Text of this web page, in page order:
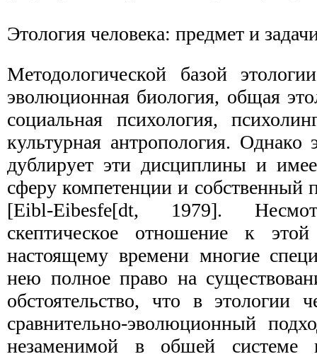
Этология человека: предмет и
Методологической базой
эволюционная биология, общая
социальная психология,
культурная антропология. Однако
дублирует эти дисциплины и
сферу ком­петенции и собственный
[Eibl-Eibesfe[dt, 1979].
скептическое отношение к
настоящему времени многие
нею полное право на
обстоятельство, что в этологии
сравнительно-эволюционный
незаменимой в обшей системе